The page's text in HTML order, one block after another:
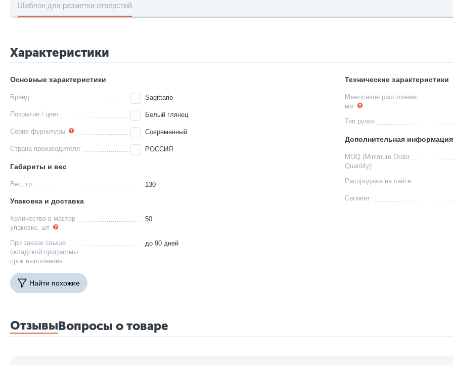
Шаблон для разметки отверстий
Характеристики
Основные характеристики
Бренд Sagittario
Покрытие / цвет Белый глянец
Серия фурнитуры Современный
Страна производителя РОССИЯ
Габариты и вес
Вес, гр 130
Упаковка и доставка
Количество в мастер
упаковке, шт
50
При заказе свыше
складской программы
срок выполнения
до 90 дней
Технические характеристики
Межосевое расстояние,
мм
Тип ручки
Дополнительная информация
MOQ (Minimum Order
Quantity)
Распродажа на сайте
Сегмент
Найти похожие
ОтзывыВопросы о товаре